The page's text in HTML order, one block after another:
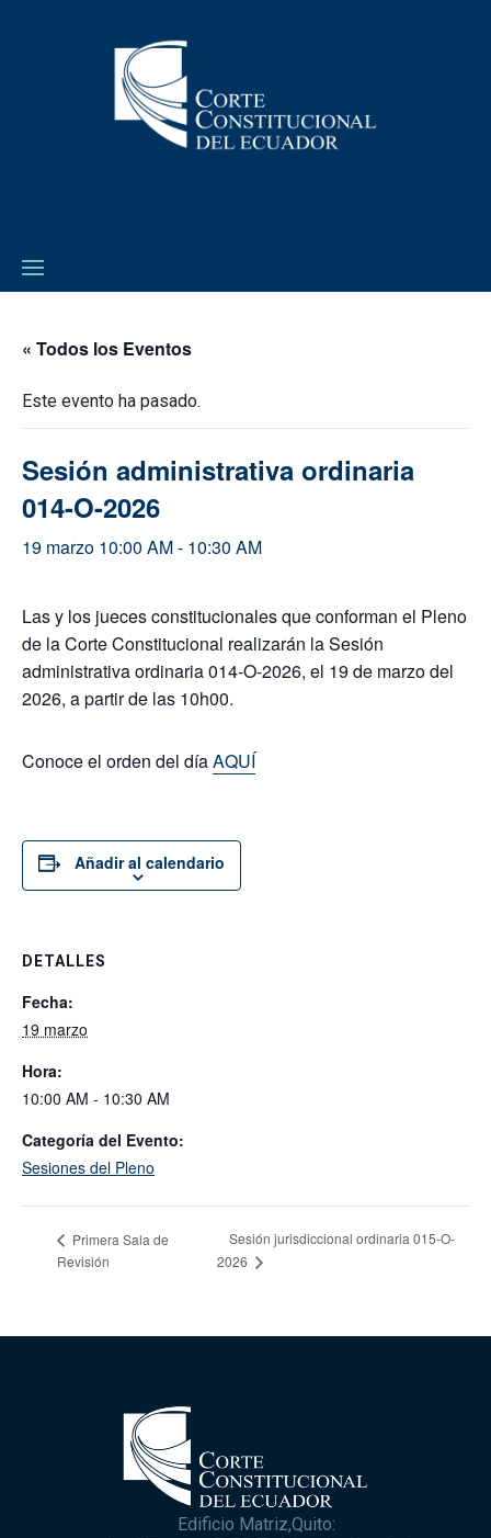
« Todos los Eventos
Este evento ha pasado.
Sesión administrativa ordinaria
014-O-2026
19 marzo 10:00 AM- 10:30 AM
Las y los jueces constitucionales que conforman el Pleno
de la Corte Constitucional realizarán la Sesión
administrativa ordinaria 014-O-2026, el 19 de marzo del
2026, a partir de las 10h00.
Conoce el orden del díaAQUÍ
Añadir al calendario
DETALLES
Fecha:
19 marzo
Hora:
10:00 AM - 10:30 AM
Categoría del Evento:
Sesiones del Pleno
Primera Sala de
Revisión
Sesión jurisdiccional ordinaria 015-O-
2026
Edificio Matriz,Quito: